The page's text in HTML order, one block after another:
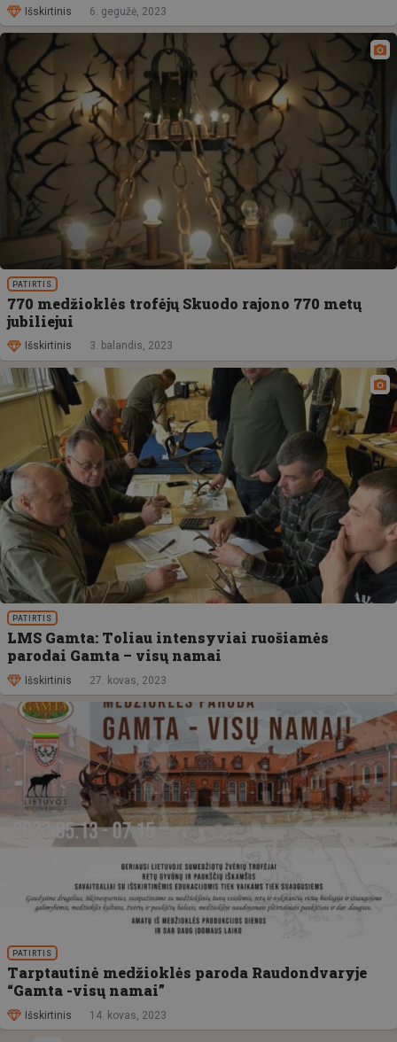
Išskirtinis 6. gegužė, 2023
PATIRTIS
770 medžioklės trofėjų Skuodo rajono 770 metų
jubiliejui
Išskirtinis 3. balandis, 2023
PATIRTIS
LMS Gamta: Toliau intensyviai ruošiamės
parodai Gamta – visų namai
Išskirtinis 27. kovas, 2023
PATIRTIS
Tarptautinė medžioklės paroda Raudondvaryje
“Gamta -visų namai”
Išskirtinis 14. kovas, 2023